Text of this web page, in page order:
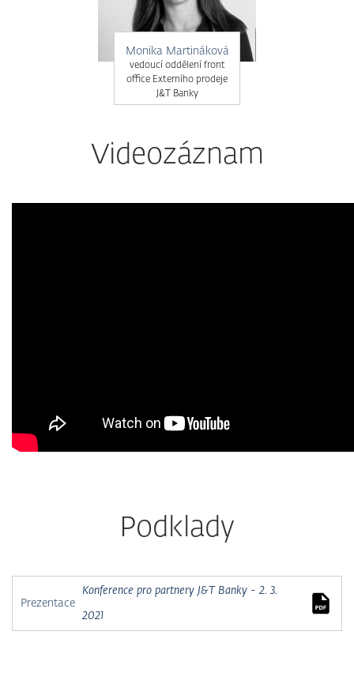
Monika Martináková
vedoucí oddělení front
office Externího prodeje
J&T Banky
Videozáznam
Podklady
Prezentace
Konference pro partnery J&T Banky - 2. 3.
2021